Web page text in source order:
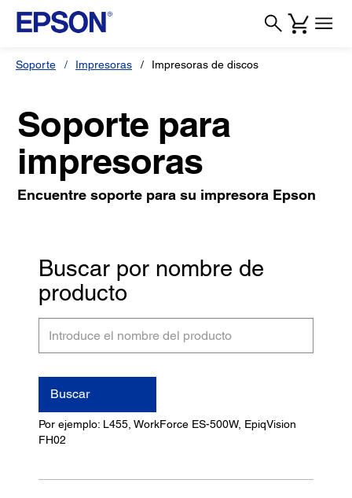
Soporte Impresoras Impresoras de discos
Soporte para
impresoras
Encuentre soporte para su impresora Epson
Buscar por nombre de
producto
del
producto
Buscar
Por ejemplo: L455, WorkForce ES-500W, EpiqVision
FH02